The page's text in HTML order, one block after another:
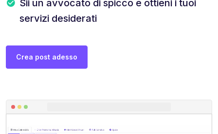
Sii un avvocato di spicco e ottieni i tuoi
servizi desiderati
Crea post adesso